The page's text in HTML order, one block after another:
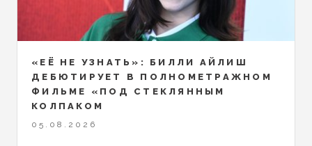
«ЕЁ НЕ УЗНАТЬ»: БИЛЛИ АЙЛИШ
ДЕБЮТИРУЕТ В ПОЛНОМЕТРАЖНОМ
ФИЛЬМЕ «ПОД СТЕКЛЯННЫМ
КОЛПАКОМ
05.08.2026